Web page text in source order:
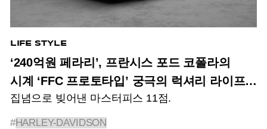
LIFE STYLE
‘240억원 페라리’, 프란시스 포드 코폴라의
시계 ‘FFC 프로토타입’ 궁극의 럭셔리 라이프
아이템?
집념으로 빚어낸 마스터피스 11점.
#HARLEY-DAVIDSON